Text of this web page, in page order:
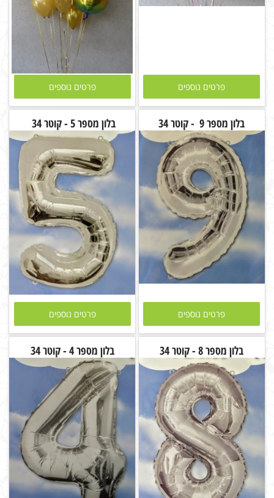
פרטים נוספים פרטים נוספים
בלון מספר 9 - קוטר 34
פרטים נוספים
בלון מספר 5 - קוטר 34
פרטים נוספים
בלון מספר 8 - קוטר 34 בלון מספר 4 - קוטר 34